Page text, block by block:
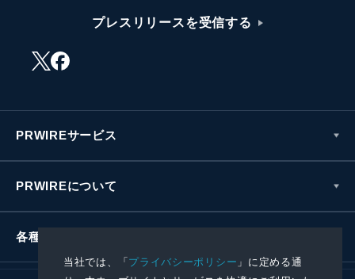
当社では、「プライバシーポリシー 」に定める通
プレスリリースを受信する
PRWIREサービス
PRWIREについて
各種お問い合わせ